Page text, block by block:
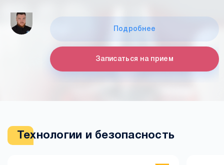
Подробнее
Записаться на прием
Технологии и безопасность